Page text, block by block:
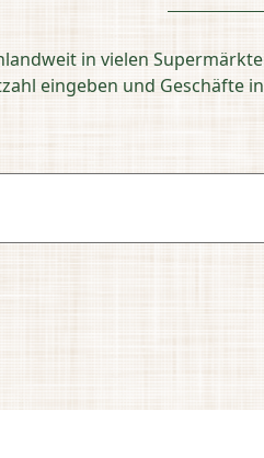
in vielen
eingeben und Geschäfte